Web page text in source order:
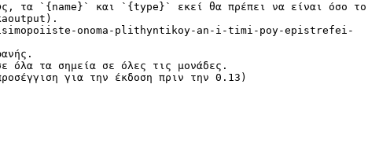
τα `{name}` και `{type}` εκεί θα πρέπει να είναι όσο το
onoma-plithyntikoy-an-i-timi-poy-epistrefei-
όλα τα σημεία σε όλες τις μονάδες.
για την έκδοση πριν την 0.13)